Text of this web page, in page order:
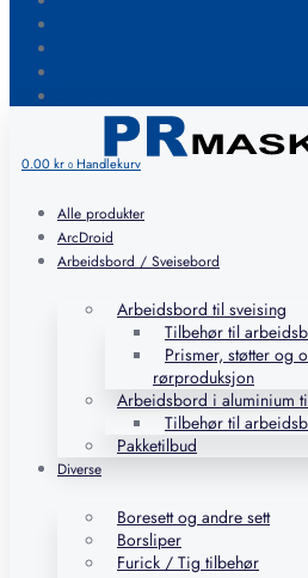
0.00kr 0 Handlekurv
Alle produkter
ArcDroid
Arbeidsbord / Sveisebord
Arbeidsbord til sveising
Tilbehør til
Prismer, støtter og
rørproduksjon
Arbeidsbord i aluminium
Tilbehør til
Pakketilbud
Diverse
Boresett og andre sett
Borsliper
Furick / Tig tilbehør